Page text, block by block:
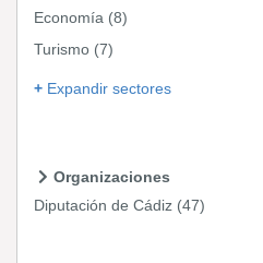
Economía (8)
Turismo (7)
Expandir sectores
Organizaciones
Diputación de Cádiz (47)